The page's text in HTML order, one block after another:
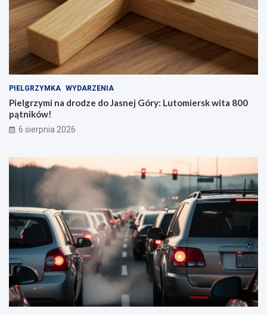
PIELGRZYMKA WYDARZENIA
Pielgrzymi na drodze do Jasnej Góry: Lutomiersk wita 800
pątników!
6 sierpnia 2026